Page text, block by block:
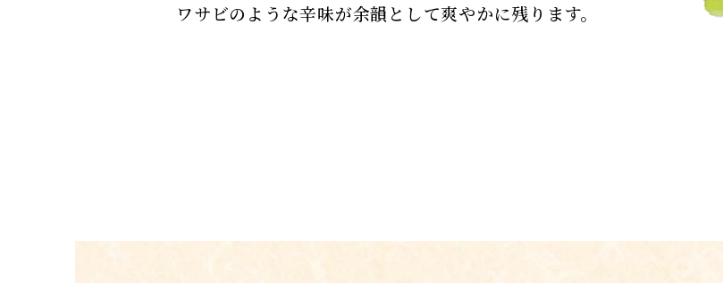
ワサビのような辛味が余韻として爽やかに残ります。